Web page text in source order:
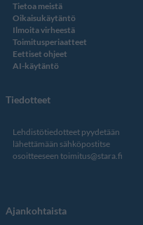
Tietoa meistä
Oikaisukäytäntö
Ilmoita virheestä
Toimitusperiaatteet
Eettiset ohjeet
AI-käytäntö
Tiedotteet
Lehdistötiedotteet pyydetään
lähettämään sähköpostitse
osoitteeseen toimitus@stara.fi
Ajankohtaista